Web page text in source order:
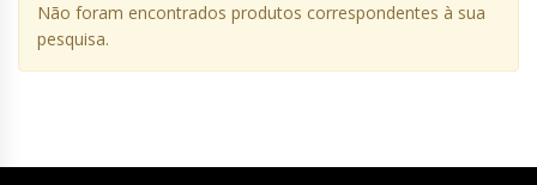
Não foram encontrados produtos correspondentes à sua
pesquisa.